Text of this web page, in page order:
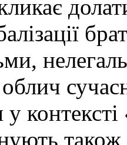
також